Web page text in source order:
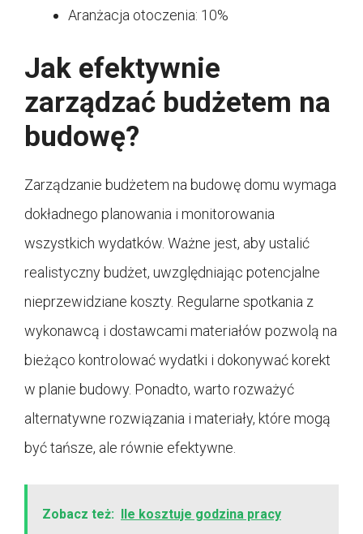
Aranżacja otoczenia: 10%
Jak efektywnie
zarządzać budżetem na
budowę?
Zarządzanie budżetem na budowę domu wymaga
dokładnego planowania i monitorowania
wszystkich wydatków. Ważne jest, aby ustalić
realistyczny budżet, uwzględniając potencjalne
nieprzewidziane koszty. Regularne spotkania z
wykonawcą i dostawcami materiałów pozwolą na
bieżąco kontrolować wydatki i dokonywać korekt
w planie budowy. Ponadto, warto rozważyć
alternatywne rozwiązania i materiały, które mogą
być tańsze, ale równie efektywne.
Zobacz też: Ile kosztuje godzina pracy